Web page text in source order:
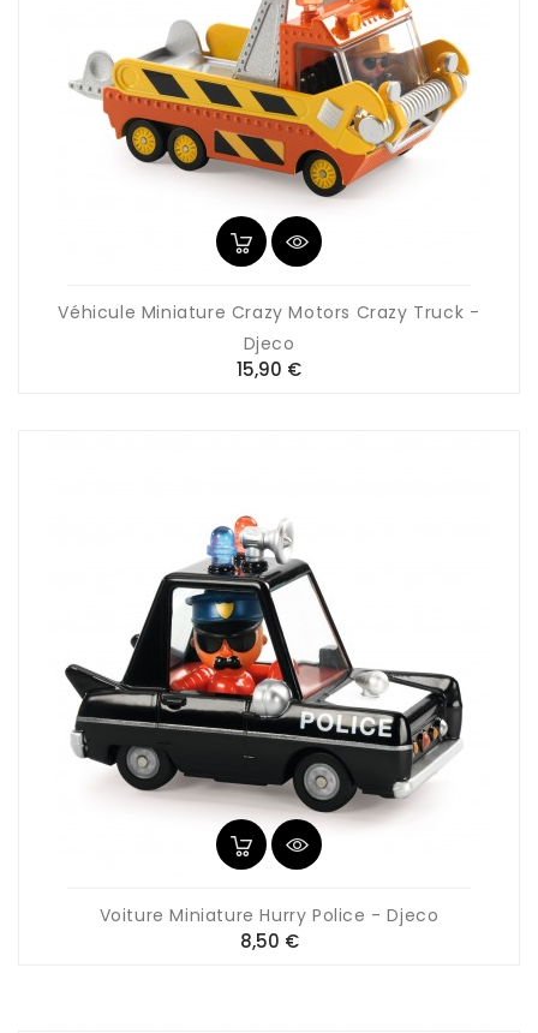
Véhicule Miniature Crazy Motors Crazy Truck -
Djeco
15,90 €Prix
Voiture Miniature Hurry Police - Djeco
8,50 €Prix